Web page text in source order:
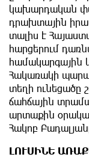
կախարդական
դրախտային
տալիս է
հարցերում
համակարգային
Հակառակի
տեղի ունեցածը
ճահճային
արտաքին
Հակոբ
ԼՈՒՍԻՆԵ